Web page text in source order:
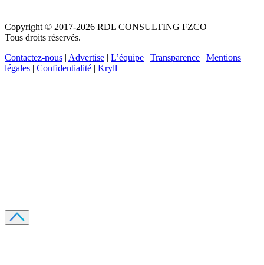
Copyright © 2017-2026 RDL CONSULTING FZCO
Tous droits réservés.
Contactez-nous | Advertise | L’équipe | Transparence | Mentions
légales | Confidentialité | Kryll